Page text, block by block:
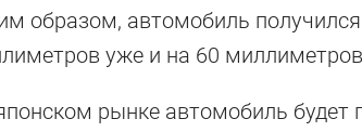
образом, автомобиль
уже и на 60
рынке автомобиль будет